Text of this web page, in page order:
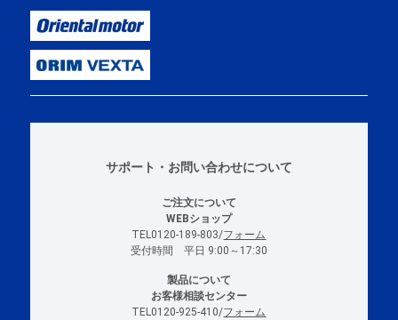
サポート・お問い合わせについて
ご注文について
WEBショップ
TEL0120-189-803/フォーム
受付時間 平日 9:00～17:30
製品について
お客様相談センター
TEL0120-925-410/フォーム